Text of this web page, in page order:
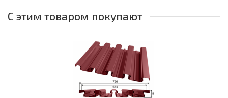
С этим товаром покупают